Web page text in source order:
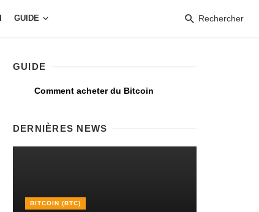
GUIDE Rechercher
GUIDE
Comment acheter du Bitcoin
DERNIÈRES NEWS
BITCOIN (BTC)